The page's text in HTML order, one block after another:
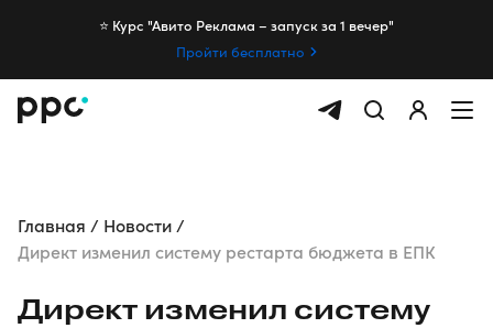
⭐️ Курс "Авито Реклама – запуск за 1 вечер"
Пройти бесплатно
Главная
Новости
Директ изменил систему рестарта бюджета в ЕПК
Директ изменил систему